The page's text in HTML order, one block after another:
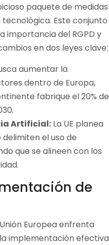
paquete de medidas
Este conjunto
importancia del RGPD y
en dos leyes clave:
aumentar la
dentro de Europa,
fabrique el 20% de
Artificial: La UE planea
el uso de
que se alineen con los
de
Europea enfrenta
implementación efectiva